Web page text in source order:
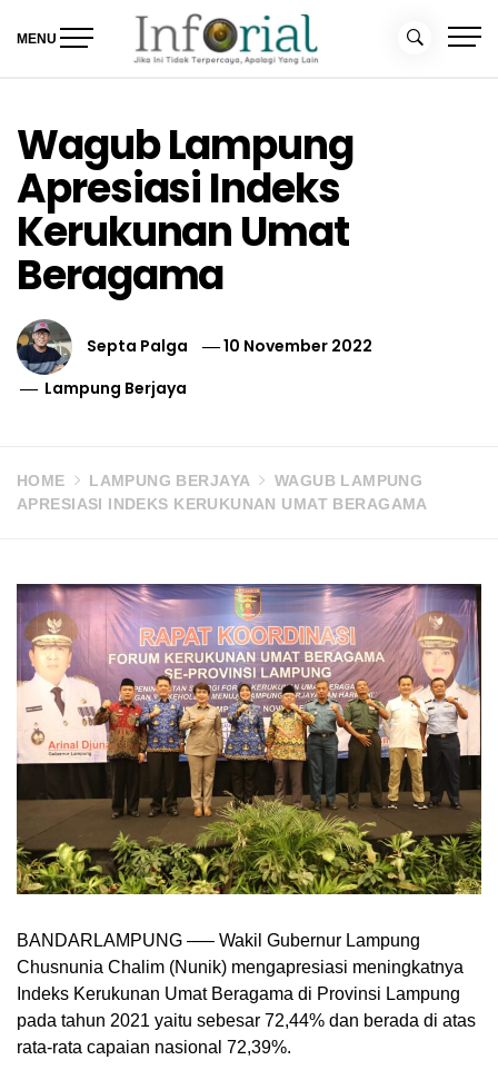
MENU
Wagub Lampung
Apresiasi Indeks
Kerukunan Umat
Beragama
Septa Palga
10 November 2022
Lampung Berjaya
HOME LAMPUNG BERJAYA
WAGUB LAMPUNG
APRESIASI INDEKS KERUKUNAN UMAT BERAGAMA
BANDARLAMPUNG —– Wakil Gubernur Lampung
Chusnunia Chalim (Nunik) mengapresiasi meningkatnya
Indeks Kerukunan Umat Beragama di Provinsi Lampung
pada tahun 2021 yaitu sebesar 72,44% dan berada di atas
rata-rata capaian nasional 72,39%.